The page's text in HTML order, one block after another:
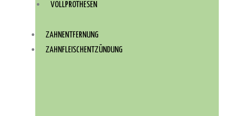
VOLLPROTHESEN
ZAHNENTFERNUNG
ZAHNFLEISCHENTZÜNDUNG